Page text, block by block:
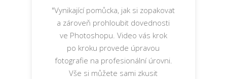
"Vynikající pomůcka, jak si zopakovat
a zároveň prohloubit dovednosti
ve Photoshopu. Video vás krok
po kroku provede úpravou
fotografie na profesionální úrovni.
Vše si můžete sami zkusit
Dita Vodáková Frajdlová
Michaela Krýdová
Jana Kopalová
www.photokopalova.cz